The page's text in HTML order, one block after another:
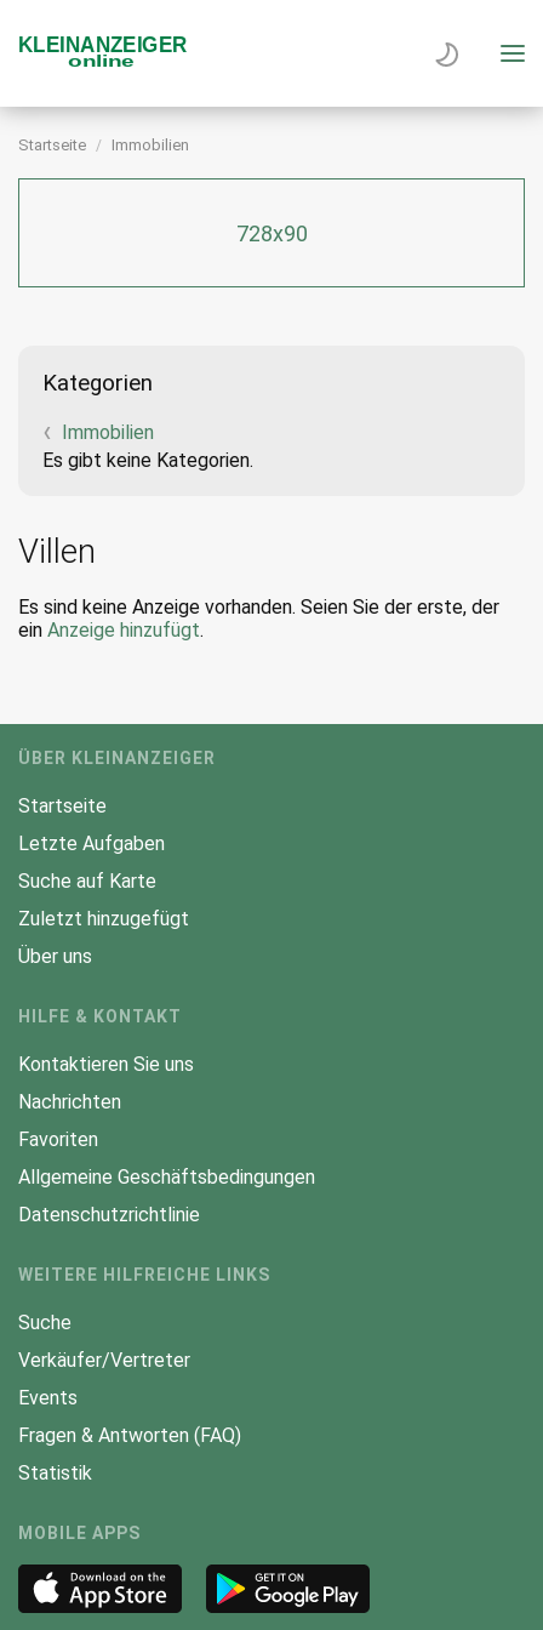
Startseite Immobilien
728x90
Kategorien
Immobilien
Es gibt keine Kategorien.
Villen
Es sind keine Anzeige vorhanden. Seien Sie der erste, der
ein Anzeige hinzufügt.
ÜBER KLEINANZEIGER
Startseite
Letzte Aufgaben
Suche auf Karte
Zuletzt hinzugefügt
Über uns
HILFE & KONTAKT
Kontaktieren Sie uns
Nachrichten
Favoriten
Allgemeine Geschäftsbedingungen
Datenschutzrichtlinie
WEITERE HILFREICHE LINKS
Suche
Verkäufer/Vertreter
Events
Fragen & Antworten (FAQ)
Statistik
MOBILE APPS